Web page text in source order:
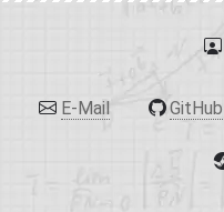
E-Mail GitHub